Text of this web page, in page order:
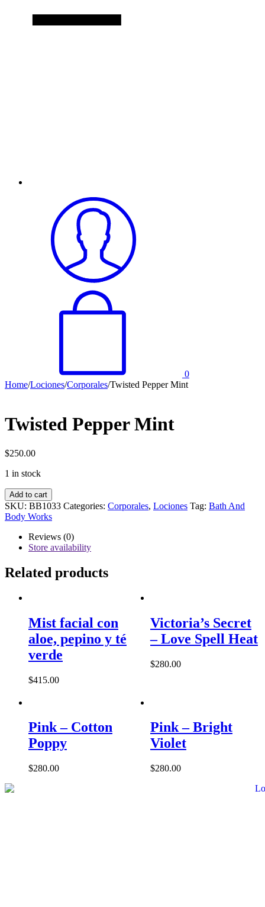
0
Home/Lociones/Corporales/Twisted Pepper Mint
Twisted Pepper Mint
$250.00
1 in stock
Twisted
Pepper
Mint
quantity
Add to cart
SKU: BB1033 Categories: Corporales, Lociones Tag: Bath And
Body Works
Reviews (0)
Store availability
Related products
Mist facial con
aloe, pepino y té
verde
$415.00
Victoria’s Secret
– Love Spell Heat
$280.00
Pink – Cotton
Poppy
$280.00
Pink – Bright
Violet
$280.00